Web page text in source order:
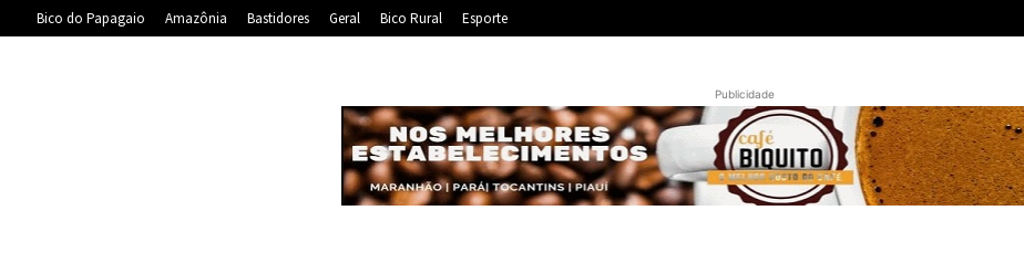
Bico do Papagaio Amazônia Bastidores Geral Bico Rural Esporte
Publicidade